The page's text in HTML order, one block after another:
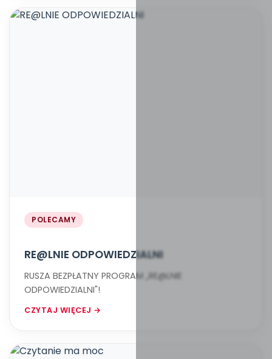
POLECAMY
RE@LNIE ODPOWIEDZIALNI
RUSZA BEZPŁATNY PROGRAM „RE@LNIE
ODPOWIEDZIALNI"!
CZYTAJ WIĘCEJ →